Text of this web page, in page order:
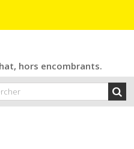
hors encombrants.